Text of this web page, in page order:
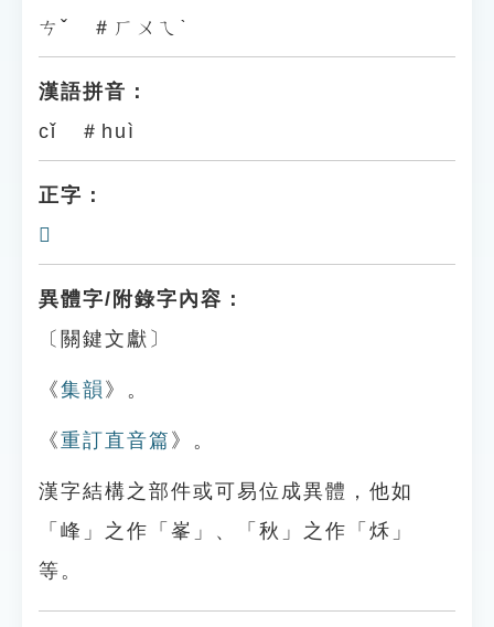
ㄘˇ ＃ㄏㄨㄟˋ
漢語拼音：
cǐ ＃huì
正字：
𡘌
異體字/附錄字內容：
〔關鍵文獻〕
《集韻 》。
《重訂直音篇 》。
漢字結構之部件或可易位成異體，他如
「峰」之作「峯」、「秋」之作「秌」
等。